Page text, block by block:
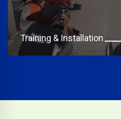
Training & Installation